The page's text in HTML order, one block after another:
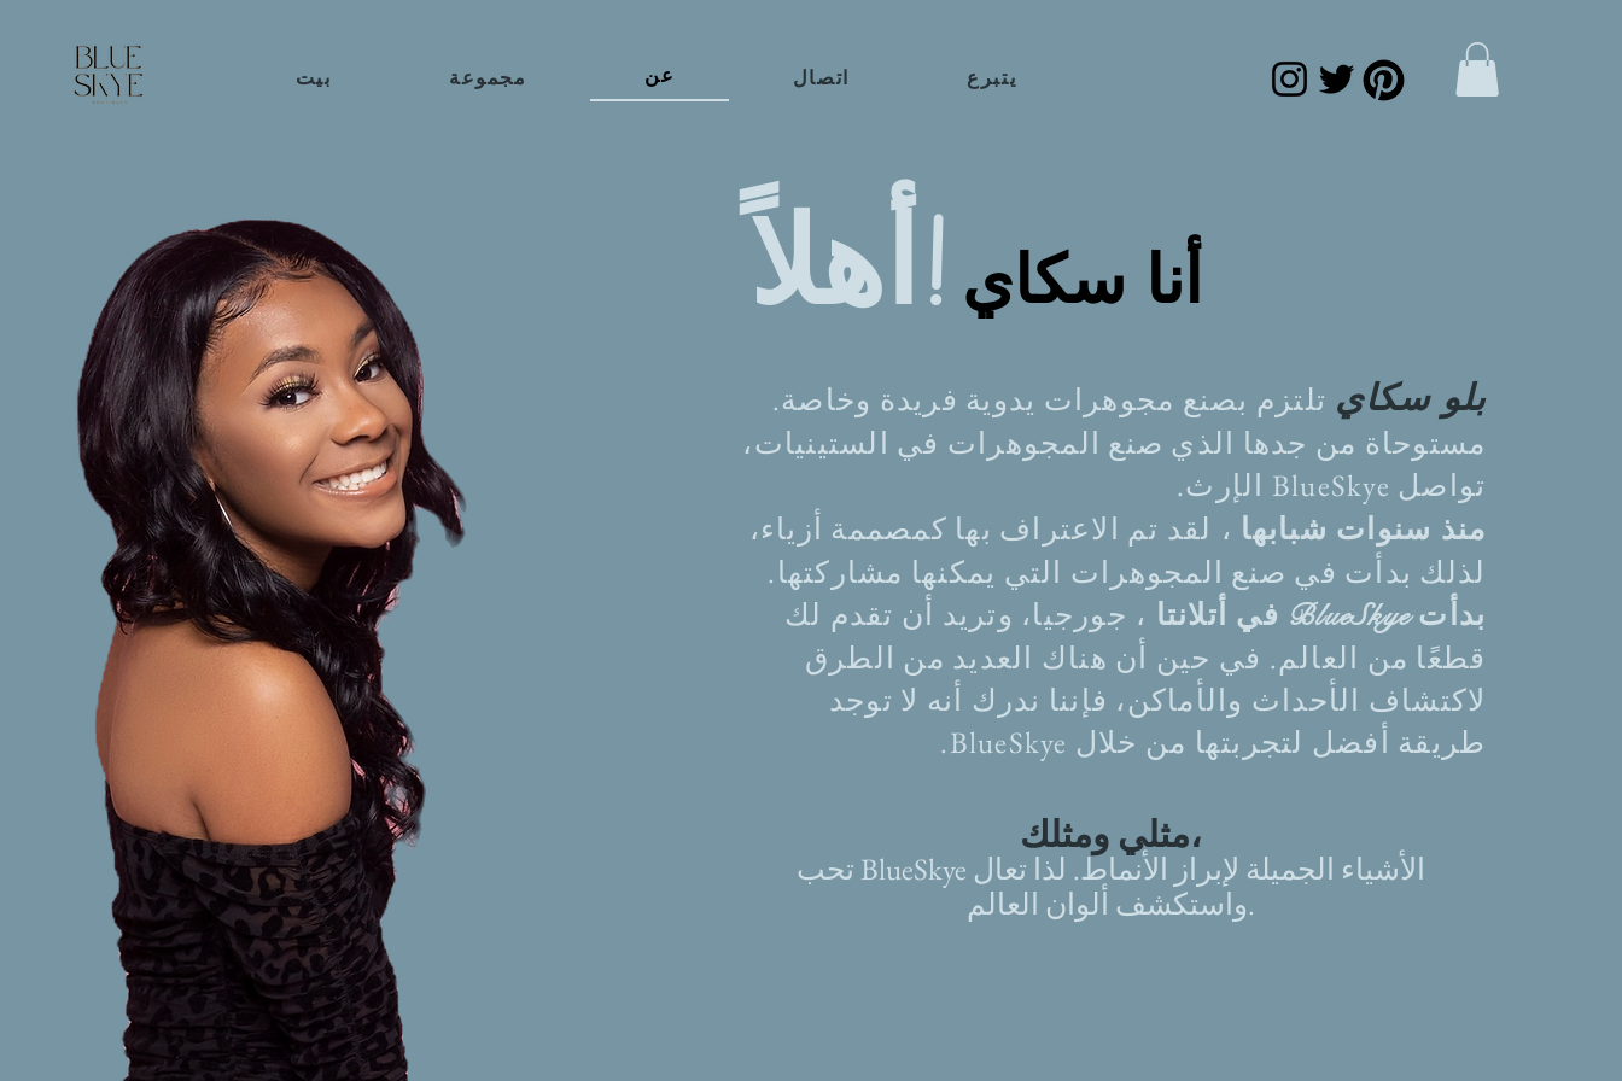
بيت مجموعة عن اتصال يتبرع
أهلاً! أنا سكاي
بلو سكاي تلتزم بصنع مجوهرات يدوية فريدة وخاصة.
مستوحاة من جدها الذي صنع المجوهرات في الستينيات،
تواصل BlueSkye الإرث.
منذ سنوات شبابها ، لقد تم الاعتراف بها كمصممة أزياء،
لذلك بدأت في صنع المجوهرات التي يمكنها مشاركتها.
بدأت BlueSkye في أتلانتا ، جورجيا، وتريد أن تقدم لك
قطعًا من العالم. في حين أن هناك العديد من الطرق
لاكتشاف الأحداث والأماكن، فإننا ندرك أنه لا توجد
طريقة أفضل لتجربتها من خلال BlueSkye.
مثلي ومثلك،
تحب BlueSkye الأشياء الجميلة لإبراز الأنماط. لذا تعال
واستكشف ألوان العالم.